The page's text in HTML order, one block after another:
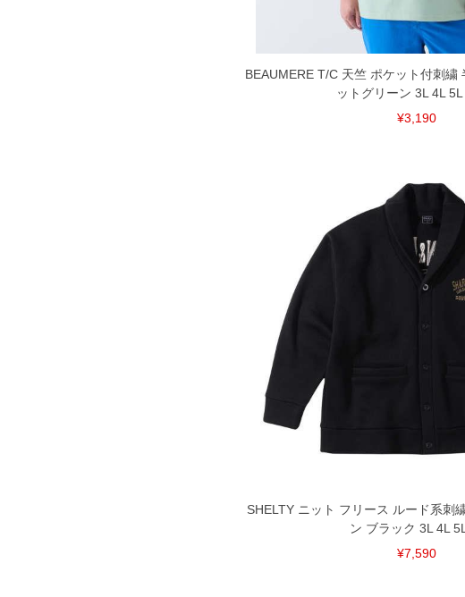
返品交換希望の方は、商品到着後1週間以内にご連
下着(肌着)やワイシャツは商品の性質上、返品交
承くださいませ。
BEAUMERE T/C 天竺 ポケット付刺繍
ットグリーン 3L 4L 5L
¥3,190
SHELTY ニット フリース ルード系刺
ン ブラック 3L 4L
¥7,590